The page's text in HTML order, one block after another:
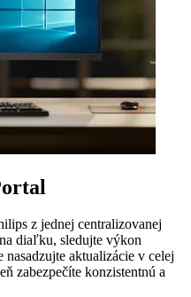
z jednej centralizovanej
diaľku, sledujte výkon
nasadzujte aktualizácie v celej
zabezpečíte konzistentnú a